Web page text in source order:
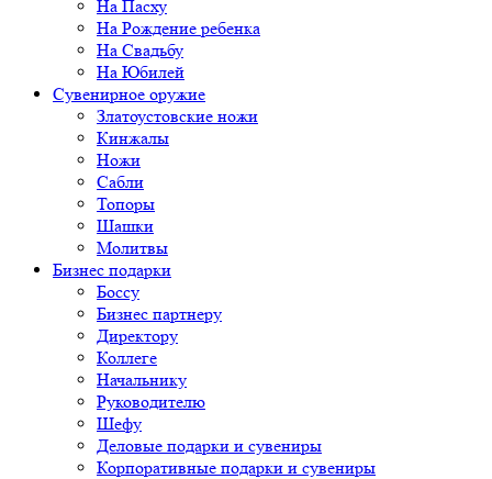
На Пасху
На Рождение ребенка
На Свадьбу
На Юбилей
Сувенирное оружие
Златоустовские ножи
Кинжалы
Ножи
Сабли
Топоры
Шашки
Молитвы
Бизнес подарки
Боссу
Бизнес партнеру
Директору
Коллеге
Начальнику
Руководителю
Шефу
Деловые подарки и сувениры
Корпоративные подарки и сувениры